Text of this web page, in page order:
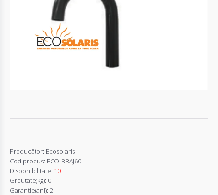
Producător: Ecosolaris
Cod produs: ECO-BRAJ60
Disponibilitate: 10
Greutate(kg): 0
Garanţie(ani): 2